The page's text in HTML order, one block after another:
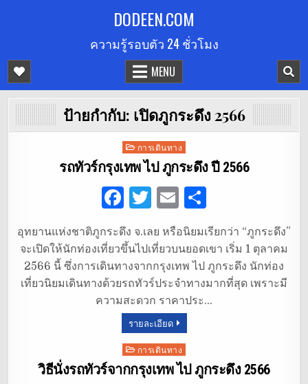
DODEEN.COM
ความรู้รอบตัว 24 ชั่วโมง
MENU
ป้ายกำกับ: เปิดภูกระดึง 2566
Posted
in
การเดินทาง
รถทัวร์กรุงเทพ ไป ภูกระดึง ปี 2566
F
c
e
b
o
o
k
T
it
te
r
E
ai
l
h
ar
e
อุทยานแห่งชาติภูกระดึง จ.เลย หรือนิยมเรียกว่า “ภูกระดึง”
จะเปิดให้นักท่องเที่ยวขึ้นไปเที่ยวบนยอดเขา เริ่ม 1 ตุลาคม
2566 นี้ ซึ่งการเดินทางจากกรุงเทพ ไป ภูกระดึง นักท่อง
เที่ยวนิยมเดินทางด้วยรถทัวร์ประจำทางมากที่สุด เพราะมี
ความสะดวก ราคาประ…
รายละเอียด
Posted
in
การเดินทาง
วิธีนั่งรถทัวร์จากกรุงเทพ ไป ภูกระดึง 2566